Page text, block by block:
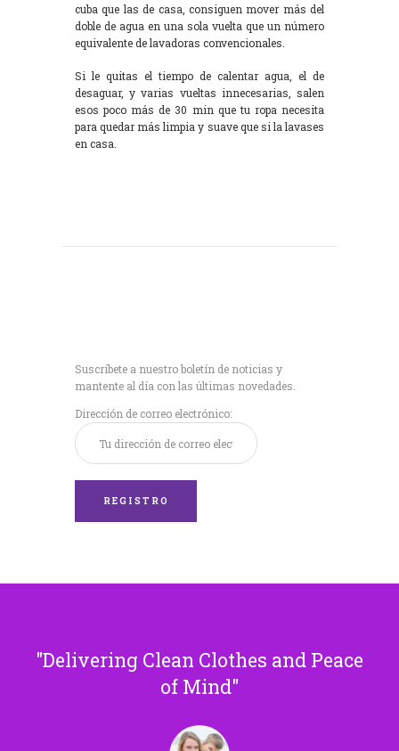
cuba que las de casa, consiguen mover más del
doble de agua en una sola vuelta que un número
equivalente de lavadoras convencionales.
Si le quitas el tiempo de calentar agua, el de
desaguar, y varias vueltas innecesarias, salen
esos poco más de 30 min que tu ropa necesita
para quedar más limpia y suave que si la lavases
en casa.
Suscríbete a nuestro boletín de noticias y
mantente al día con las últimas novedades.
Dirección de correo electrónico:
Delivering Clean Clothes and Peace
of Mind